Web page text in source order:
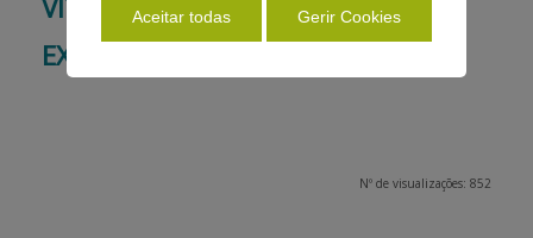
INFORMAÇÕES
VITIS 2016/2017 - PERÍODO
EXCEPCIONAL DE CANDIDATURAS
Nº de visualizações: 852
Aceitar todas Gerir Cookies